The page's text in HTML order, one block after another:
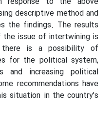
descriptive method and
the findings. The results
issue of intertwining is
is a possibility of
for the political system,
and increasing political
recommendations have
situation in the country's